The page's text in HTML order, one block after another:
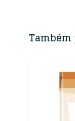
Também